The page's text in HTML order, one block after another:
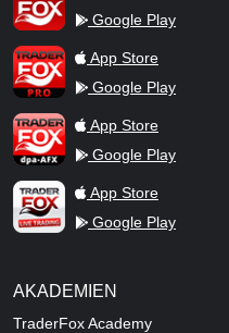
Google Play
TraderFox ProApp Store
Google Play
TraderFox dpa-AFX ProFeed
App Store
Google Play
TraderFox Live Trading
App Store
Google Play
AKADEMIEN
TraderFox Academy